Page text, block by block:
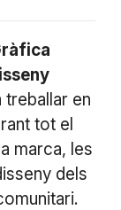
en
tot el
marca, les
dels